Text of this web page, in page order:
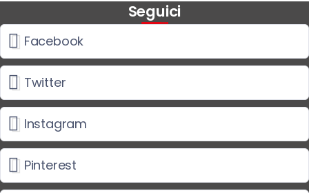
Seguici
Facebook
Twitter
Instagram
Pinterest